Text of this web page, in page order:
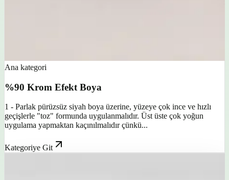
Ana kategori
%90 Krom Efekt Boya
1 - Parlak pürüzsüz siyah boya üzerine, yüzeye çok ince ve hızlı
geçişlerle "toz" formunda uygulanmalıdır. Üst üste çok yoğun
uygulama yapmaktan kaçınılmalıdır çünkü...
Kategoriye Git